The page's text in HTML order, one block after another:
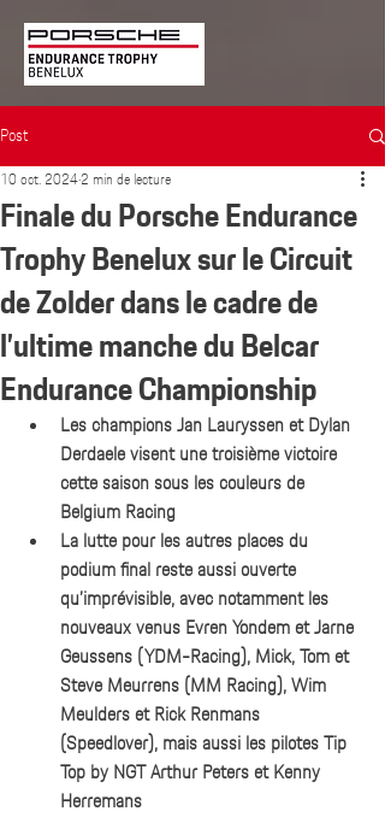
Post
Finale du Porsche Endurance
Trophy Benelux sur le Circuit
de Zolder dans le cadre de
l’ultime manche du Belcar
Endurance Championship
10 oct. 20242 min de lecture
Les champions Jan Lauryssen et Dylan
Derdaele visent une troisième victoire
cette saison sous les couleurs de
Belgium Racing
La lutte pour les autres places du
podium final reste aussi ouverte
qu’imprévisible, avec notamment les
nouveaux venus Evren Yondem et Jarne
Geussens (YDM-Racing), Mick, Tom et
Steve Meurrens (MM Racing), Wim
Meulders et Rick Renmans
(Speedlover), mais aussi les pilotes Tip
Top by NGT Arthur Peters et Kenny
Herremans